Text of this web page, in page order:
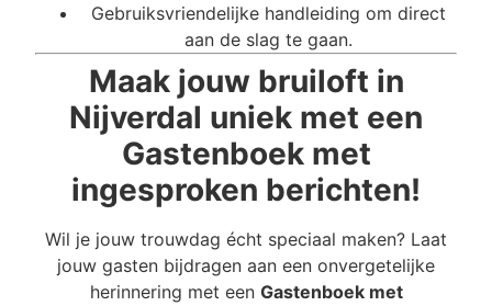
Gebruiksvriendelijke handleiding om direct
aan de slag te gaan.
Maak jouw bruiloft in
Nijverdal uniek met een
Gastenboek met
ingesproken berichten!
Wil je jouw trouwdag écht speciaal maken? Laat
jouw gasten bijdragen aan een onvergetelijke
herinnering met een Gastenboek met